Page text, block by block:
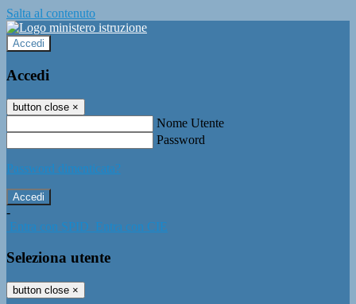
Salta al contenuto
Accedi
Accedi
button close ×
Nome Utente
Password
Password dimenticata?
-
Entra con SPID Entra con CIE
Seleziona utente
button close ×